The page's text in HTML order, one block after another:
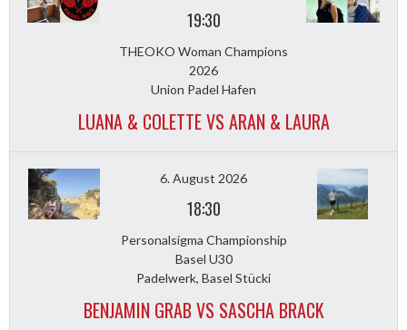
19:30
THEOKO Woman Champions
2026
Union Padel Hafen
LUANA & COLETTE VS ARAN & LAURA
6. August 2026
18:30
Personalsigma Championship
Basel U30
Padelwerk, Basel Stücki
BENJAMIN GRAB VS SASCHA BRACK